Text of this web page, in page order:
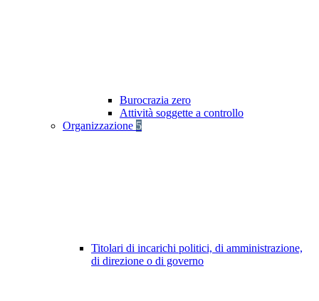
Burocrazia zero
Attività soggette a controllo
Organizzazione 5
Titolari di incarichi politici, di amministrazione,
di direzione o di governo